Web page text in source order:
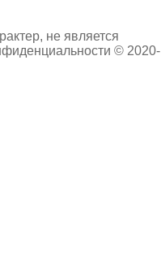
не является
© 2020-